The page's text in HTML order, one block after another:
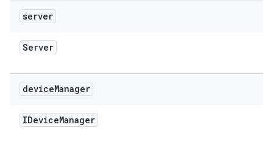
server
Server
deviceManager
IDeviceManager